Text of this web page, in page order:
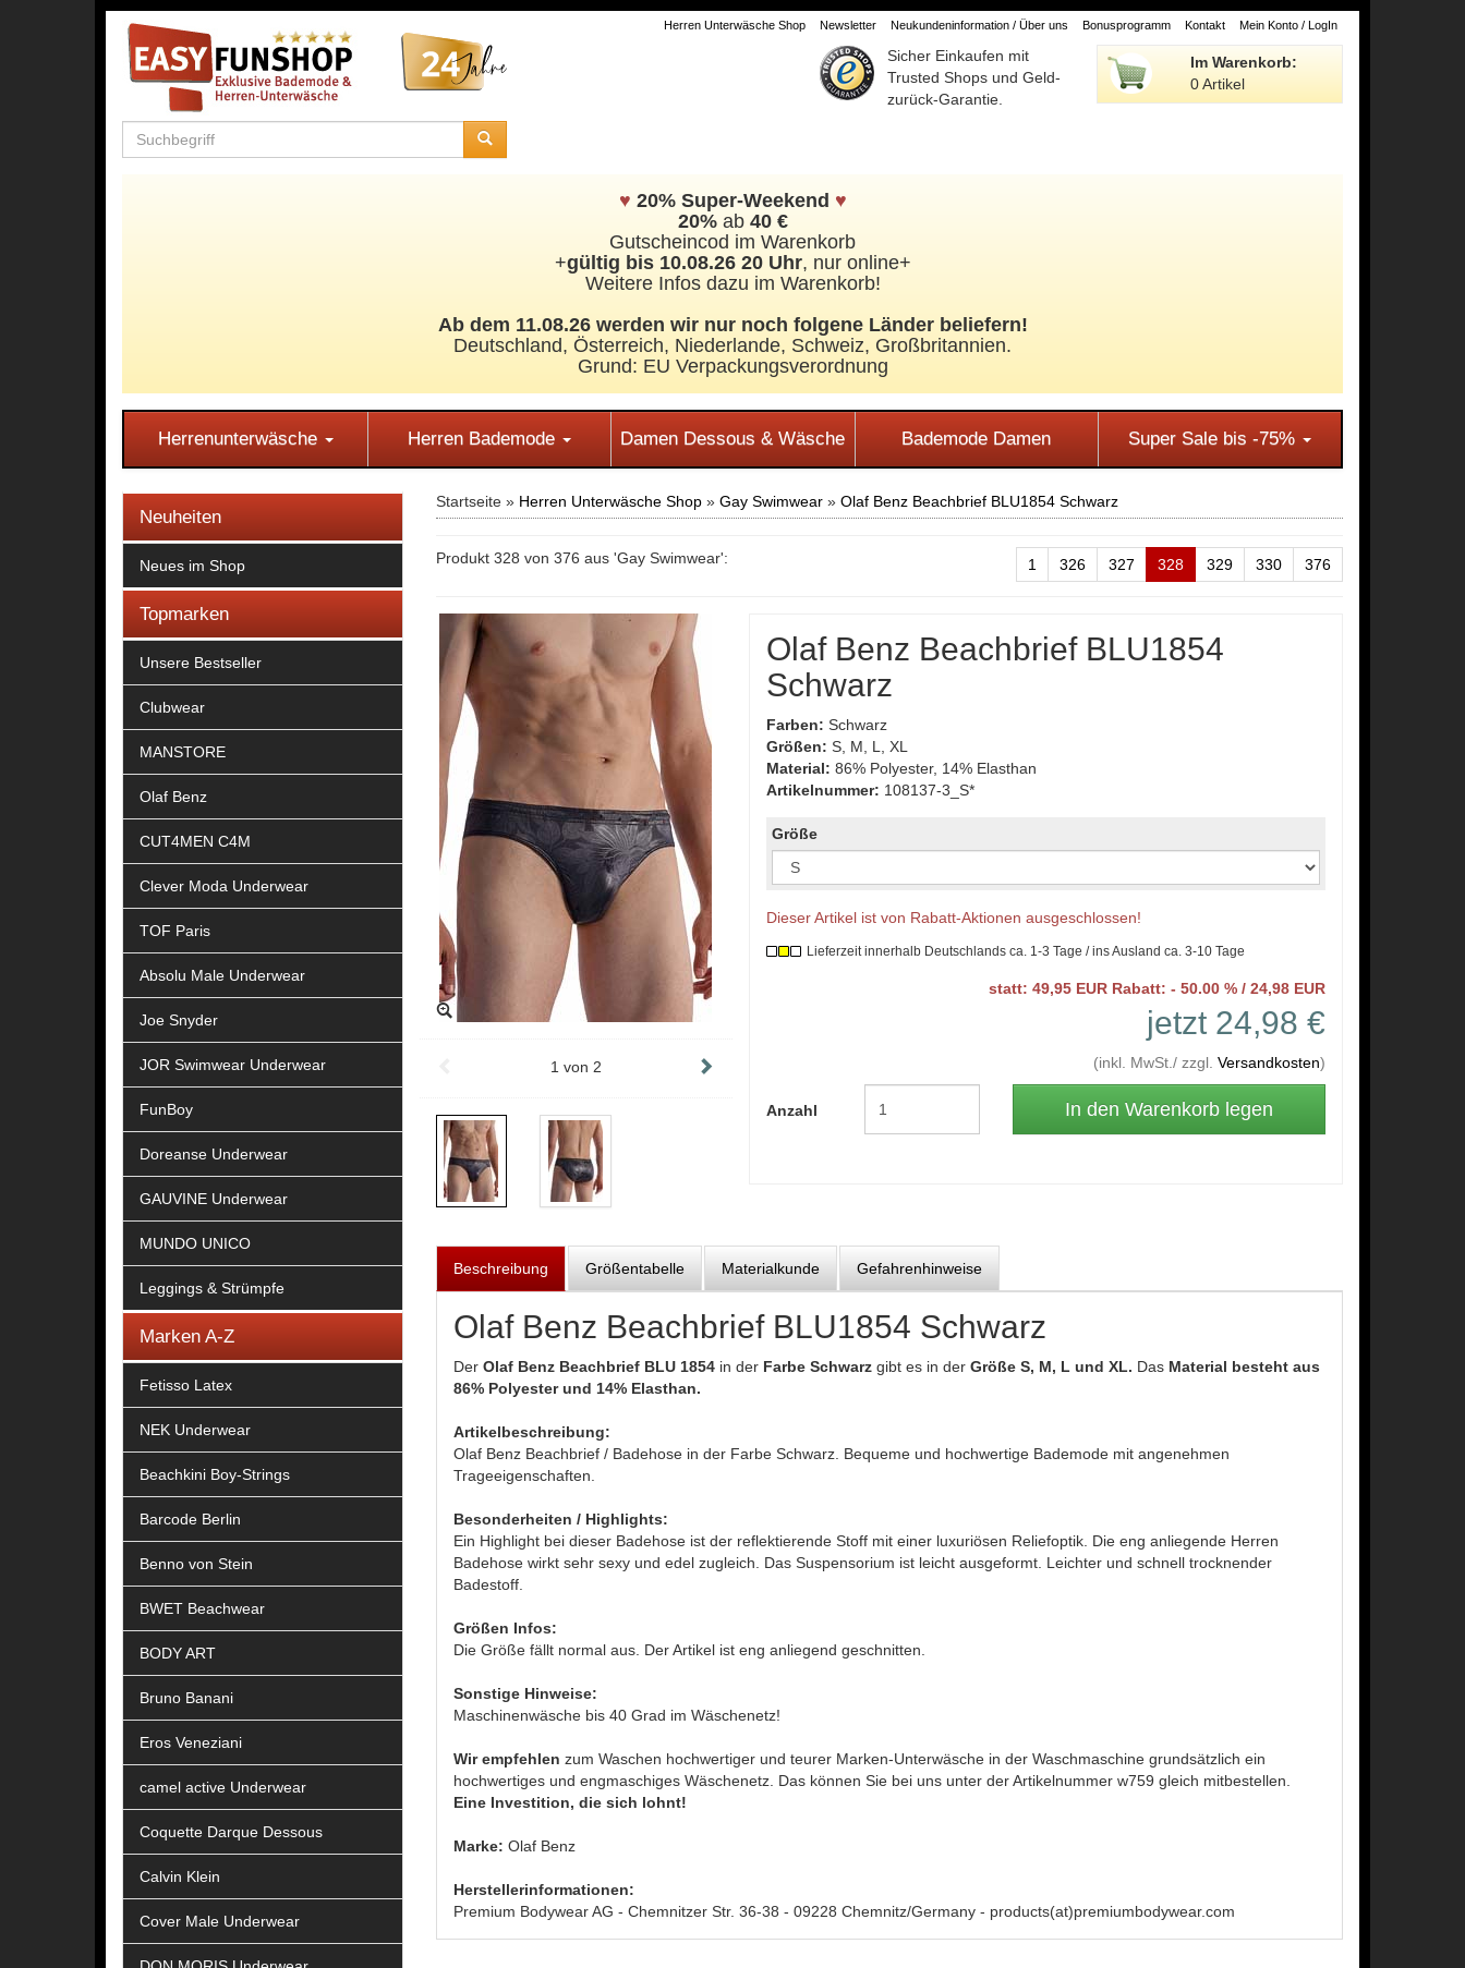
Herren Unterwäsche Shop Newsletter Neukundeninformation / Über uns Bonusprogramm Kontakt Mein Konto / LogIn
Sicher Einkaufen mit
Trusted Shops und Geld-
zurück-Garantie.
Im Warenkorb:
0 Artikel
♥ 20% Super-Weekend ♥
20%ab 40 €
Gutscheincod im Warenkorb
+gültig bis 10.08.26 20 Uhr, nur online+
Weitere Infos dazu im Warenkorb!
Ab dem 11.08.26 werden wir nur noch folgene Länder beliefern!
Deutschland, Österreich, Niederlande, Schweiz, Großbritannien.
Grund: EU Verpackungsverordnung
Herrenunterwäsche Herren Bademode Damen Dessous & Wäsche Bademode Damen Super Sale bis -75%
Neuheiten
Neues im Shop
Topmarken
Unsere Bestseller
Clubwear
MANSTORE
Olaf Benz
CUT4MEN C4M
Clever Moda Underwear
TOF Paris
Absolu Male Underwear
Joe Snyder
JOR Swimwear Underwear
FunBoy
Doreanse Underwear
GAUVINE Underwear
MUNDO UNICO
Leggings & Strümpfe
Marken A-Z
Fetisso Latex
NEK Underwear
Beachkini Boy-Strings
Barcode Berlin
Benno von Stein
BWET Beachwear
BODY ART
Bruno Banani
Eros Veneziani
camel active Underwear
Coquette Darque Dessous
Calvin Klein
Cover Male Underwear
Startseite » Herren Unterwäsche Shop » Gay Swimwear» Olaf Benz Beachbrief BLU1854 Schwarz
Produkt 328 von 376 aus 'Gay Swimwear': 1 326 327 328 329 330 376
1 von 2
Olaf Benz Beachbrief BLU1854
Schwarz
Farben: Schwarz
Größen: S, M, L, XL
Material: 86% Polyester, 14% Elasthan
Artikelnummer: 108137-3_S*
Größe
Dieser Artikel ist von Rabatt-Aktionen ausgeschlossen!
Lieferzeit innerhalb Deutschlands ca. 1-3 Tage / ins Ausland ca. 3-10 Tage
statt: 49,95 EUR Rabatt: - 50.00 % / 24,98 EUR
jetzt 24,98 €
(inkl. MwSt./ zzgl. Versandkosten)
Anzahl
Beschreibung Größentabelle Materialkunde Gefahrenhinweise
Olaf Benz Beachbrief BLU1854 Schwarz
Der Olaf Benz Beachbrief BLU 1854 in der Farbe Schwarzgibt es in der Größe S, M, L und XL. Das Material besteht aus
86% Polyester und 14% Elasthan.
Artikelbeschreibung:
Olaf Benz Beachbrief / Badehose in der Farbe Schwarz. Bequeme und hochwertige Bademode mit angenehmen
Trageeigenschaften.
Besonderheiten / Highlights:
Ein Highlight bei dieser Badehose ist der reflektierende Stoff mit einer luxuriösen Reliefoptik. Die eng anliegende Herren
Badehose wirkt sehr sexy und edel zugleich. Das Suspensorium ist leicht ausgeformt. Leichter und schnell trocknender
Badestoff.
Größen Infos:
Die Größe fällt normal aus. Der Artikel ist eng anliegend geschnitten.
Sonstige Hinweise:
Maschinenwäsche bis 40 Grad im Wäschenetz!
Wir empfehlen zum Waschen hochwertiger und teurer Marken-Unterwäsche in der Waschmaschine grundsätzlich ein
hochwertiges und engmaschiges Wäschenetz. Das können Sie bei uns unter der Artikelnummer w759 gleich mitbestellen.
Eine Investition, die sich lohnt!
Marke: Olaf Benz
Herstellerinformationen:
Premium Bodywear AG - Chemnitzer Str. 36-38 - 09228 Chemnitz/Germany - products(at)premiumbodywear.com